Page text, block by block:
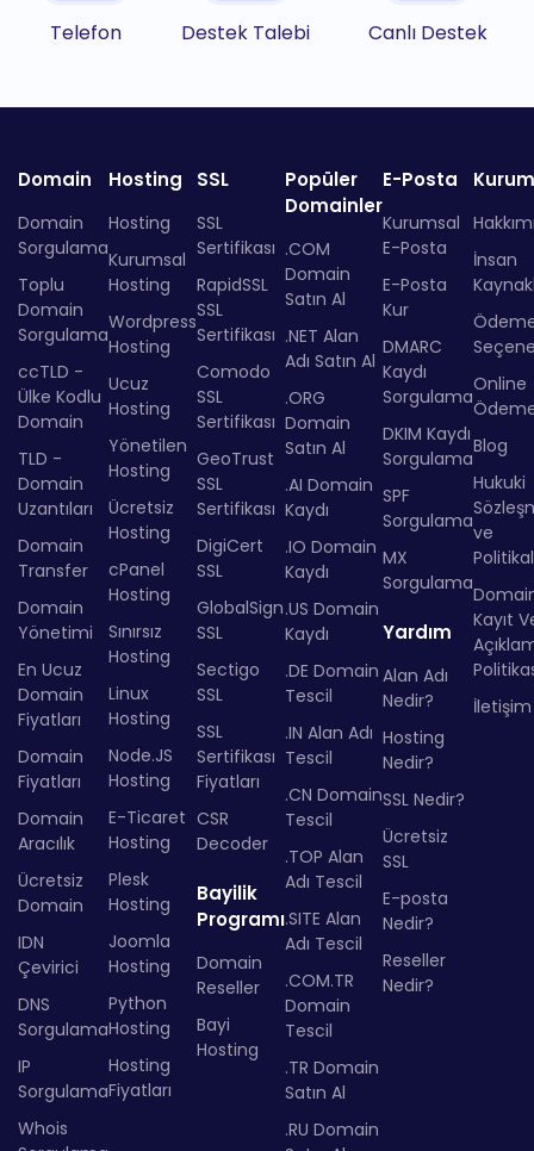
Telefon Destek Talebi Canlı Destek
Domain
Domain
Sorgulama
Toplu
Domain
Sorgulama
ccTLD -
Ülke Kodlu
Domain
TLD -
Domain
Uzantıları
Domain
Transfer
Domain
Yönetimi
En Ucuz
Domain
Fiyatları
Domain
Fiyatları
Domain
Aracılık
Ücretsiz
Domain
IDN
Çevirici
DNS
Sorgulama
IP
Sorgulama
Whois
Hosting
Hosting
Kurumsal
Hosting
Wordpress
Hosting
Ucuz
Hosting
Yönetilen
Hosting
Ücretsiz
Hosting
cPanel
Hosting
Sınırsız
Hosting
Linux
Hosting
Node.JS
Hosting
E-Ticaret
Hosting
Plesk
Hosting
Joomla
Hosting
Python
Hosting
Hosting
Fiyatları
SSL
SSL
Sertifikası
RapidSSL
SSL
Sertifikası
Comodo
SSL
Sertifikası
GeoTrust
SSL
Sertifikası
DigiCert
SSL
GlobalSign
SSL
Sectigo
SSL
SSL
Sertifikası
Fiyatları
CSR
Decoder
Bayilik
Programı
Domain
Reseller
Bayi
Hosting
Popüler
Domainler
.COM
Domain
Satın Al
.NET Alan
Adı Satın Al
.ORG
Domain
Satın Al
.AI Domain
Kaydı
.IO Domain
Kaydı
.US Domain
Kaydı
.DE Domain
Tescil
.IN Alan Adı
Tescil
.CN Domain
Tescil
.TOP Alan
Adı Tescil
.SITE Alan
Adı Tescil
.COM.TR
Domain
Tescil
.TR Domain
Satın Al
.RU Domain
E-Posta
Kurumsal
E-Posta
E-Posta
Kur
DMARC
Kaydı
Sorgulama
DKIM Kaydı
Sorgulama
SPF
Sorgulama
MX
Sorgulama
Yardım
Alan Adı
Nedir?
Hosting
Nedir?
SSL Nedir?
Ücretsiz
SSL
E-posta
Nedir?
Reseller
Nedir?
İnsan
Online
Blog
Hukuki
ve
Kayıt
İletişim